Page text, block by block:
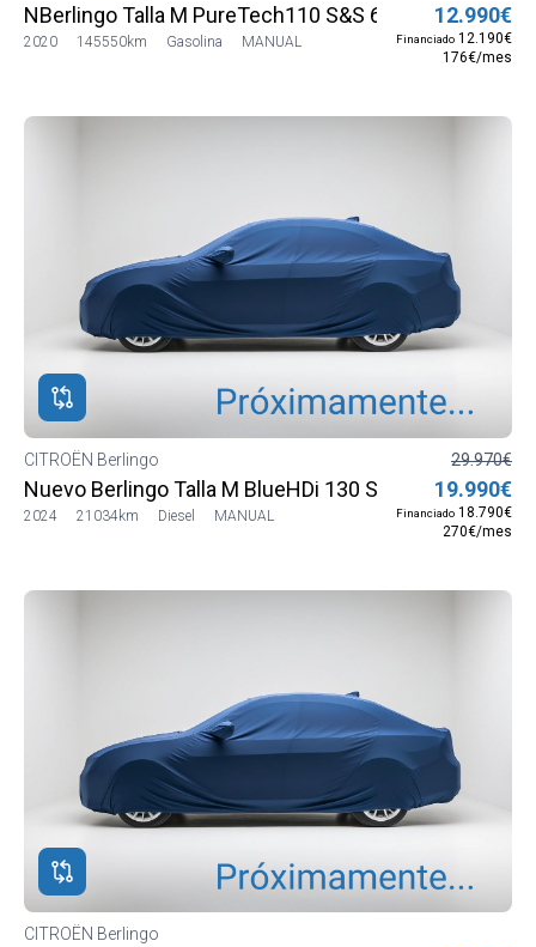
NBerlingo Talla M PureTech110 S&S 6v Feel
2020 145550km Gasolina MANUAL
12.990€
Financiado 12.190€
176€/mes
CITROËN Berlingo
Nuevo Berlingo Talla M BlueHDi 130 S&S 6v MAX M1
2024 21034km Diesel MANUAL
29.970€
19.990€
Financiado 18.790€
270€/mes
CITROËN Berlingo